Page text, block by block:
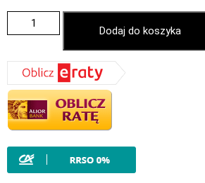
Dodaj do koszyka